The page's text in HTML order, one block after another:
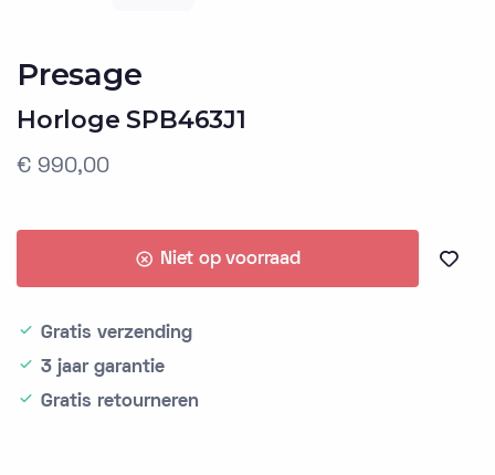
Presage
Horloge SPB463J1
€ 990,00
Niet op voorraad
Gratis verzending
3 jaar garantie
Gratis retourneren